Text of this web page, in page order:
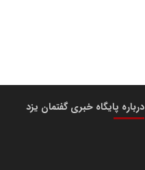
درباره پایگاه خبری گفتمان یزد